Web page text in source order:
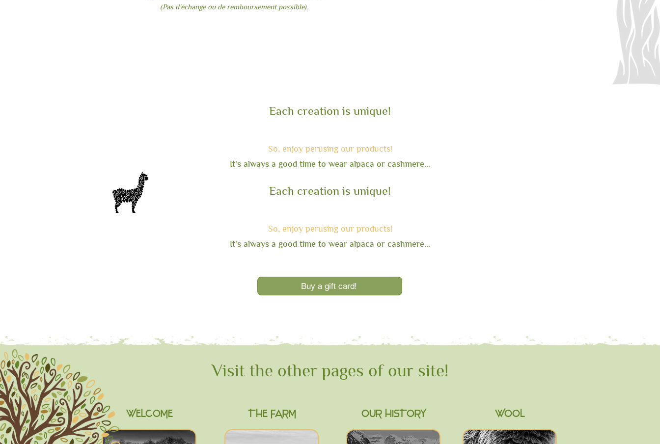
(Pas d'échange ou de remboursement possible).
Each creation is unique!
So, enjoy perusing our products!
It's always a good time to wear alpaca or cashmere...
Each creation is unique!
So, enjoy perusing our products!
It's always a good time to wear alpaca or cashmere...
Buy a gift card!
Visit the other pages of our site!
WELCOME THE FARM OUR HISTORY WOOL